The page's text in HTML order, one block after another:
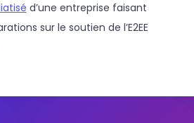
d’une entreprise faisant
sur le soutien de l’E2EE